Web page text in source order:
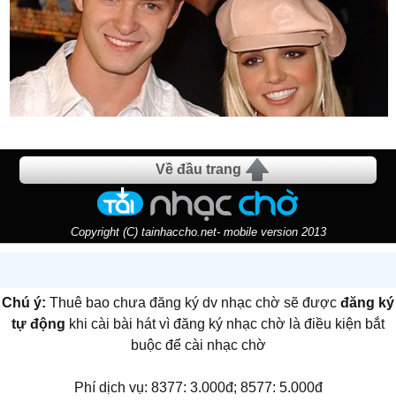
Về đầu trang
Copyright (C) tainhaccho.net- mobile version 2013
Chú ý: Thuê bao chưa đăng ký dv nhạc chờ sẽ được đăng ký
tự động khi cài bài hát vì đăng ký nhạc chờ là điều kiện bắt
buộc để cài nhạc chờ
Phí dịch vụ: 8377: 3.000đ; 8577: 5.000đ